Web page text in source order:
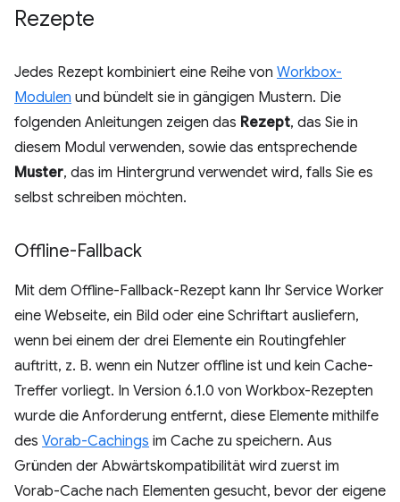
Rezepte
Jedes Rezept kombiniert eine Reihe von Workbox-
Modulen und bündelt sie in gängigen Mustern. Die
folgenden Anleitungen zeigen das Rezept, das Sie in
diesem Modul verwenden, sowie das entsprechende
Muster, das im Hintergrund verwendet wird, falls Sie es
selbst schreiben möchten.
Offline-Fallback
Mit dem Offline-Fallback-Rezept kann Ihr Service Worker
eine Webseite, ein Bild oder eine Schriftart ausliefern,
wenn bei einem der drei Elemente ein Routingfehler
auftritt, z. B. wenn ein Nutzer offline ist und kein Cache-
Treffer vorliegt. In Version 6.1.0 von Workbox-Rezepten
wurde die Anforderung entfernt, diese Elemente mithilfe
des Vorab-Cachings im Cache zu speichern. Aus
Gründen der Abwärtskompatibilität wird zuerst im
Vorab-Cache nach Elementen gesucht, bevor der eigene